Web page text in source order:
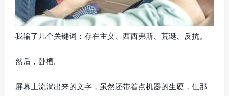
我输了几个关键词：存在主义、西西弗斯、荒诞、反抗。
然后，卧槽。
屏幕上流淌出来的文字，虽然还带着点机器的生硬，但那